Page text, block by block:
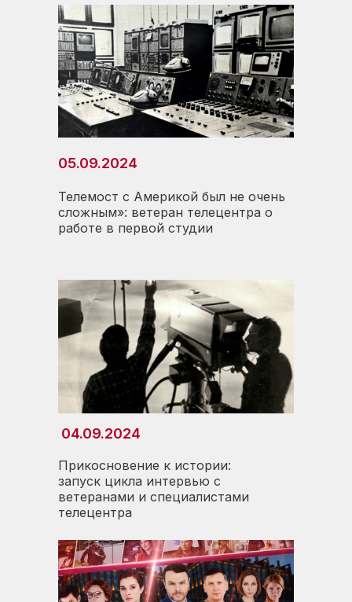
05.09.2024
Телемост с Америкой был не очень
сложным»: ветеран телецентра о
работе в первой студии
Прикосновение к истории:
запуск цикла интервью с
ветеранами и специалистами
телецентра
04.09.2024